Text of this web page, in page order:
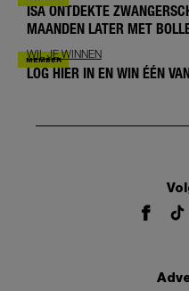
ISA ONTDEKTE
MAANDEN LATER MET
WIL JE WINNEN
LOG HIER IN EN WIN ÉÉN